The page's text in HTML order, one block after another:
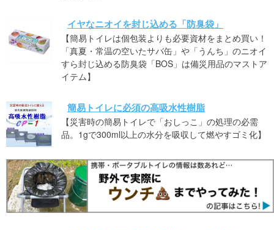
イヤなニオイを封じ込める「防臭袋」
【簡易トイレは個包装よりも必要資材をまとめ買い！
「真夏・常温の空いたサバ缶」や「うんち」のニオイ
すら封じ込める防臭袋「BOS」は備災用品のマストア
イテム】
簡易トイレに必須の高吸水性樹脂
【災害時の簡易トイレで「おしっこ」の処理の必需
品。1gで300ml以上の水分を吸収して燃やすゴミ化】